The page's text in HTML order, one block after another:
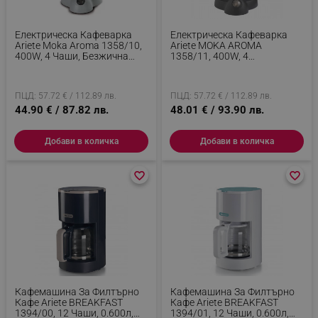
Електрическа Кафеварка
Ariete Moka Aroma 1358/10,
400W, 4 Чаши, Безжична
ПЦД: 57.72 € / 112.89 лв.
44.90 € / 87.82 лв.
Добави в количка
Електрическа Кафеварка
Ariete MOKA AROMA
1358/11, 400W, 4
ПЦД: 57.72 € / 112.89 лв.
48.01 € / 93.90 лв.
Добави в количка
Кафемашина За Филтърно
Кафе Ariete BREAKFAST
1394/00, 12 Чаши, 0.600л,
favorite_border
favorite_border
Кафемашина За Филтърно
Кафе Ariete BREAKFAST
1394/01, 12 Чаши, 0.600л,
favorite_border
favorite_border
rlv_iv
.alleop.bg
rlv_e_pt
.alleop.bg
rlv_e
.alleop.bg
rlv_h_cart
.alleop.bg
rlv_h_wish
.alleop.bg
rlv_impersonate_p
rlv_endpoint
.alleop.bg
rlv_first_session
rlv_rpid
rlv_rpos
.alleop.bg
rlv_bid
rlv_odid
.alleop.bg